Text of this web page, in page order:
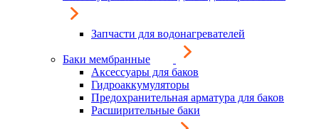
Запчасти для водонагревателей
Баки мембранные
Аксессуары для баков
Гидроаккумуляторы
Предохранительная арматура для баков
Расширительные баки